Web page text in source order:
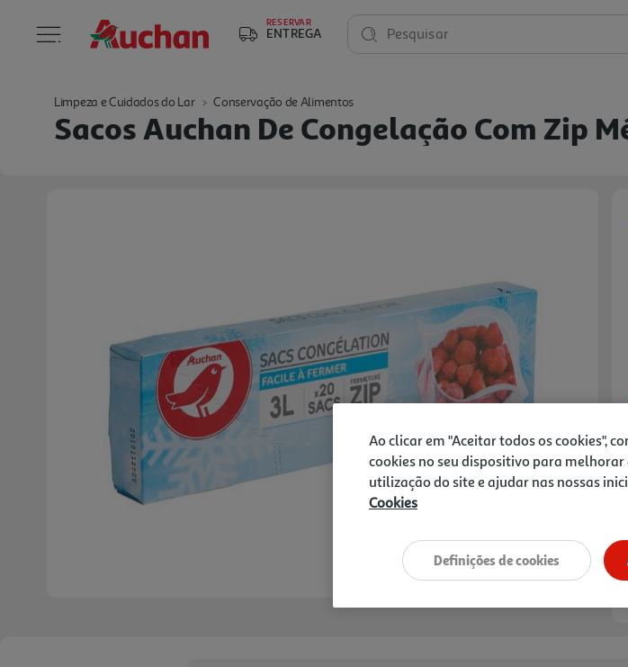
RESERVAR
ENTREGA Pesquisar
Limpeza e Cuidados do Lar Conservação de Alimentos
Sacos Auchan De Congelação Com Zip
Ao clicar em "Aceitar todos os cookies",
cookies no seu dispositivo para
utilização do site e ajudar nas nossas
Cookies
Definições de cookies